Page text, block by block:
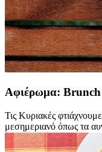
Αφιέρωμα: Brunch
Τις Κυριακές
μεσημεριανό όπως τα